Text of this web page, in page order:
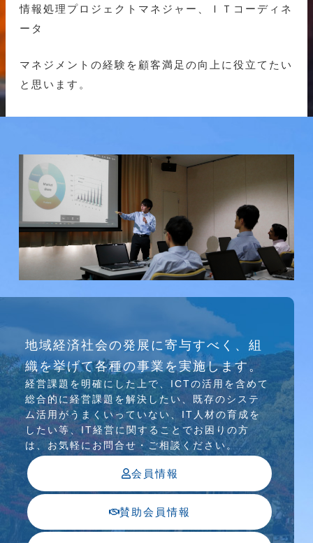
情報処理プロジェクトマネジャー、ＩＴコーディネ
ータ
マネジメントの経験を顧客満足の向上に役立てたい
と思います。
介護ソリューション研究会、WEB/SNS研究会を
行っています
地域経済社会の発展に寄与すべく、組
織を挙げて各種の事業を実施します。
経営課題を明確にした上で、ICTの活⽤を含めて
総合的に経営課題を解決したい、既存のシステ
ム活⽤がうまくいっていない、IT⼈材の育成を
したい等、IT経営に関することでお困りの⽅
は、お気軽にお問合せ・ご相談ください。
会員情報
賛助会員情報